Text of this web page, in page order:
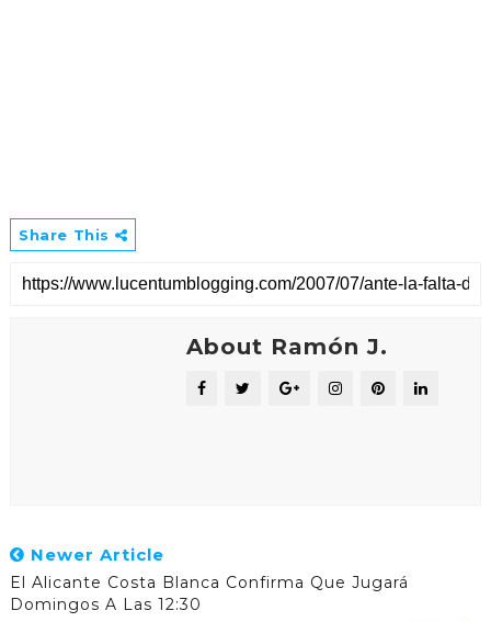
Share This
About Ramón J.
Newer Article
El Alicante Costa Blanca Confirma Que Jugará
Domingos A Las 12:30